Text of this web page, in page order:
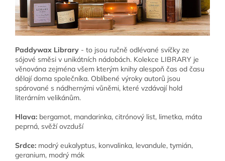
Paddywax Library - to jsou ručně odlévané svíčky ze
sójové směsi v unikátních nádobách. Kolekce LIBRARY je
věnována zejména všem kterým knihy alespoň čas od času
dělají doma společníka. Oblíbené výroky autorů jsou
spárované s nádhernými vůněmi, které vzdávají hold
literárním velikánům.
Hlava: bergamot, mandarinka, citrónový list, limetka, máta
peprná, svěží ovzduší
Srdce: modrý eukalyptus, konvalinka, levandule, tymián,
geranium, modrý mák